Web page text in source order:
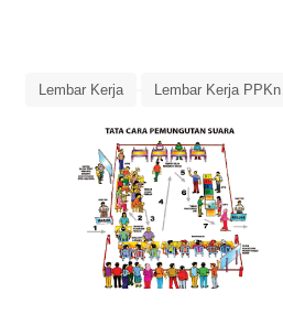
Lembar Kerja Lembar Kerja PPKn
Media Pembelajaran PPKn